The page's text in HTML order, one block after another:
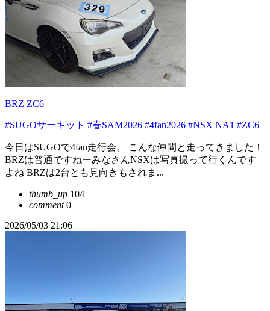
BRZ ZC6
#SUGOサーキット #春SAM2026 #4fan2026 #NSX NA1 #ZC6
今日はSUGOで4fan走行会。 こんな仲間と走ってきました！
BRZは普通ですねーみなさんNSXは写真撮って行くんです
よね BRZは2台とも見向きもされま...
thumb_up 104
comment0
2026/05/03 21:06